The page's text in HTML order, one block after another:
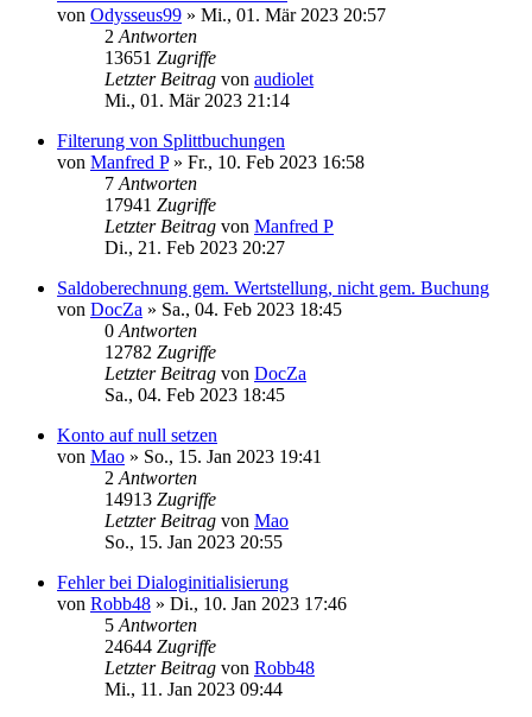
von Odysseus99 » Mi., 01. Mär 2023 20:57
2 Antworten
13651 Zugriffe
Letzter Beitrag von audiolet
Mi., 01. Mär 2023 21:14
Filterung von Splittbuchungen
von Manfred P» Fr., 10. Feb 2023 16:58
7 Antworten
17941 Zugriffe
Letzter Beitrag von Manfred P
Di., 21. Feb 2023 20:27
Saldoberechnung gem. Wertstellung, nicht gem. Buchung
von DocZa » Sa., 04. Feb 2023 18:45
0 Antworten
12782 Zugriffe
Letzter Beitrag von DocZa
Sa., 04. Feb 2023 18:45
Konto auf null setzen
von Mao » So., 15. Jan 2023 19:41
2 Antworten
14913 Zugriffe
Letzter Beitrag von Mao
So., 15. Jan 2023 20:55
Fehler bei Dialoginitialisierung
von Robb48 » Di., 10. Jan 2023 17:46
5 Antworten
24644 Zugriffe
Letzter Beitrag von Robb48
Mi., 11. Jan 2023 09:44